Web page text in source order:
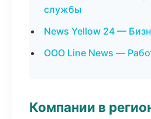
службы
News Yellow 24 —
ООО Line News —
Компании в